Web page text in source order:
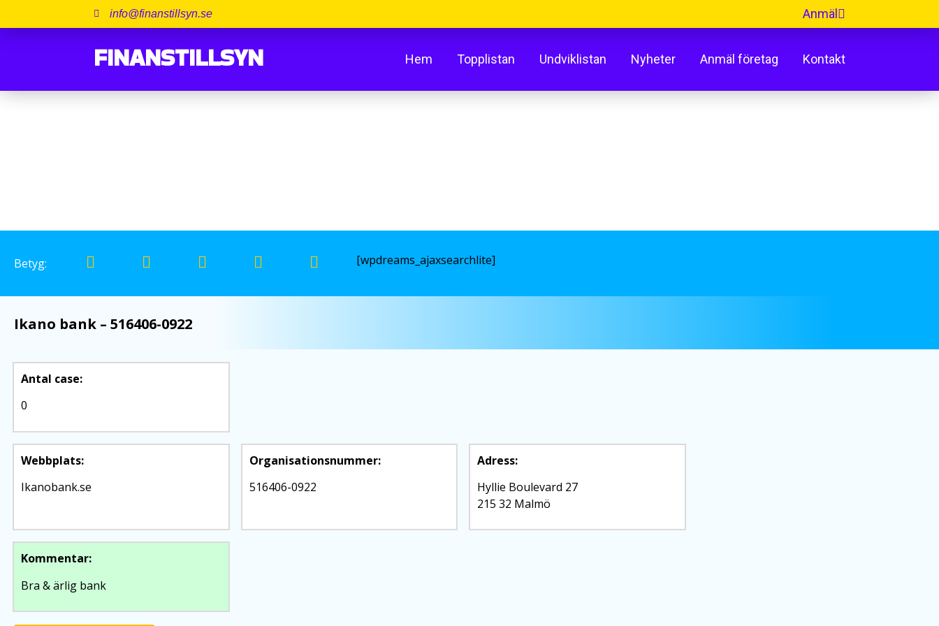
info@finanstillsyn.se Anmäl
FINANSTILLSYN Hem Topplistan Undviklistan Nyheter Anmäl företag Kontakt
Betyg: [wpdreams_ajaxsearchlite]
Ikano bank – 516406-0922
Antal case:
0
Webbplats:
Ikanobank.se
Organisationsnummer:
516406-0922
Adress:
Hyllie Boulevard 27
215 32 Malmö
Kommentar:
Bra & ärlig bank